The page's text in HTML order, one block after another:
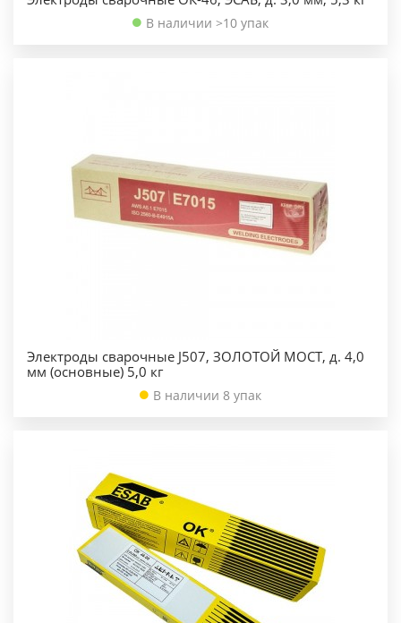
В наличии >10 упак
Электроды сварочные J507, ЗОЛОТОЙ МОСТ, д. 4,0
мм (основные) 5,0 кг
В наличии 8 упак